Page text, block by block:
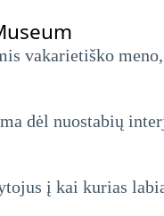
vakarietiško
dėl nuostabių
į kai kurias